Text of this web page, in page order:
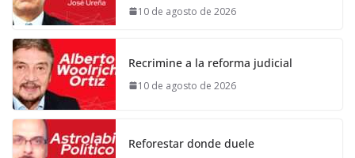
10 de agosto de 2026
Recrimine a la reforma judicial
10 de agosto de 2026
Reforestar donde duele